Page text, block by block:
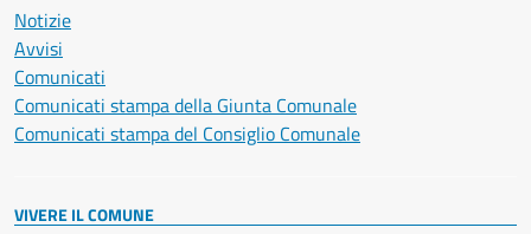
Notizie
Avvisi
Comunicati
Comunicati stampa della Giunta Comunale
Comunicati stampa del Consiglio Comunale
VIVERE IL COMUNE